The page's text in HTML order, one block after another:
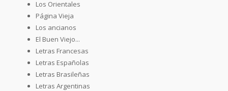
Los Orientales
Página Vieja
Los ancianos
El Buen Viejo...
Letras Francesas
Letras Españolas
Letras Brasileñas
Letras Argentinas